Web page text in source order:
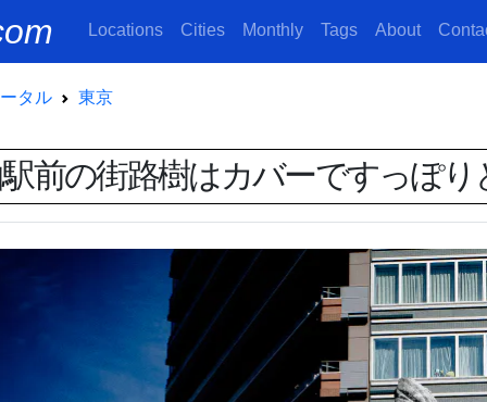
Locations Cities Monthly Tags About
タル 東京
前の街路樹はカバーですっぽり